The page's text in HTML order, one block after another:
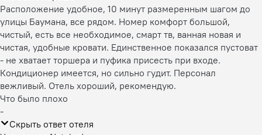
Расположение удобное, 10 минут размеренным шагом до
улицы Баумана, все рядом. Номер комфорт большой,
чистый, есть все необходимое, смарт тв, ванная новая и
чистая, удобные кровати. Единственное показался пустоват
- не хватает торшера и пуфика присесть при входе.
Кондиционер имеется, но сильно гудит. Персонал
вежливый. Отель хороший, рекомендую.
Что было плохо
-
Скрыть ответ отеля